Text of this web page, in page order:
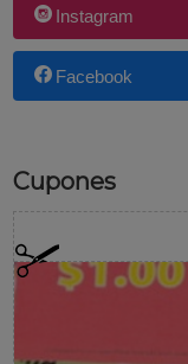
Instagram
Facebook
Cupones